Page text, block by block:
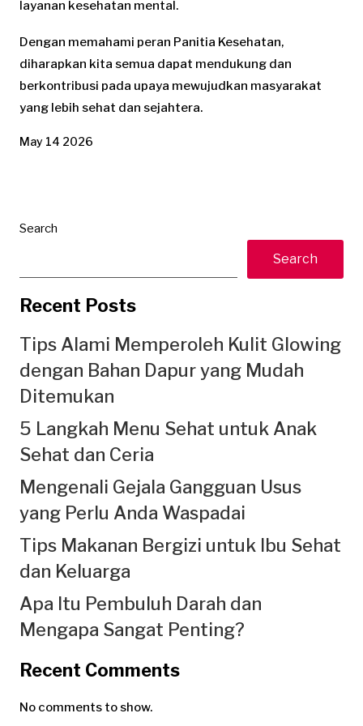
layanan kesehatan mental.
Dengan memahami peran Panitia Kesehatan,
diharapkan kita semua dapat mendukung dan
berkontribusi pada upaya mewujudkan masyarakat
yang lebih sehat dan sejahtera.
May 14 2026
Search
Search
Recent Posts
Tips Alami Memperoleh Kulit Glowing
dengan Bahan Dapur yang Mudah
Ditemukan
5 Langkah Menu Sehat untuk Anak
Sehat dan Ceria
Mengenali Gejala Gangguan Usus
yang Perlu Anda Waspadai
Tips Makanan Bergizi untuk Ibu Sehat
dan Keluarga
Apa Itu Pembuluh Darah dan
Mengapa Sangat Penting?
Recent Comments
No comments to show.